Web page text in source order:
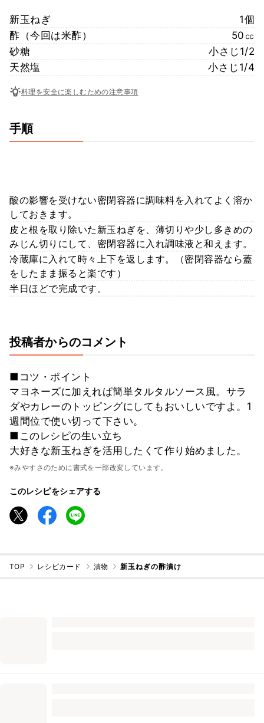
新玉ねぎ
1個
酢（今回は米酢）
50㏄
砂糖
小さじ1/2
天然塩
小さじ1/4
料理を安全に楽しむための注意事項
手順
酸の影響を受けない密閉容器に調味料を入れてよく溶か
しておきます。
皮と根を取り除いた新玉ねぎを、薄切りや少し多きめの
みじん切りにして、密閉容器に入れ調味液と和えます。
冷蔵庫に入れて時々上下を返します。（密閉容器なら蓋
をしたまま振ると楽です）
半日ほどで完成です。
投稿者からのコメント
■コツ・ポイント
マヨネーズに加えれば簡単タルタルソース風。サラ
ダやカレーのトッピングにしてもおいしいですよ。1
週間位で使い切って下さい。
■このレシピの生い立ち
大好きな新玉ねぎを活用したくて作り始めました。
※みやすさのために書式を一部改変しています。
このレシピをシェアする
TOP レシピカード 漬物 新玉ねぎの酢漬け